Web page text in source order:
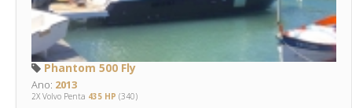
Phantom 500 Fly
Ano: 2013
2X Volvo Penta 435 HP (340)